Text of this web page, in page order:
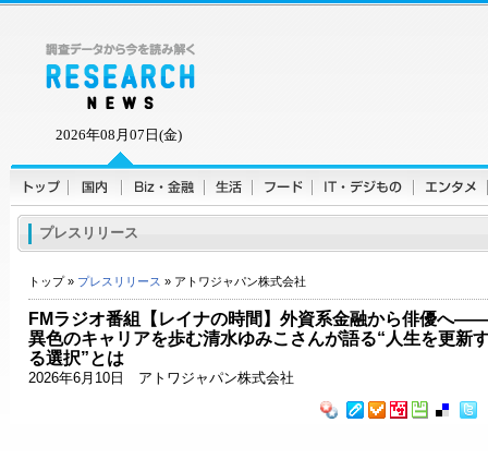
2026年08月07日(金)
プレスリリース
トップ » プレスリリース » アトワジャパン株式会社
FMラジオ番組【レイナの時間】外資系金融から俳優へ——
異色のキャリアを歩む清水ゆみこさんが語る“人生を更新
る選択”とは
2026年6月10日 アトワジャパン株式会社